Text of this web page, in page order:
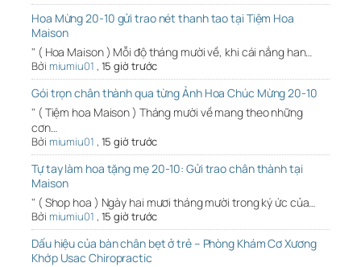
Hoa Mừng 20-10 gửi trao nét thanh tao tại Tiệm Hoa
Maison
" ( Hoa Maison ) Mỗi độ tháng mười về, khi cái nắng han…
Bởi miumiu01 , 15 giờ trước
Gói trọn chân thành qua từng Ảnh Hoa Chúc Mừng 20-10
" ( Tiệm hoa Maison ) Tháng mười về mang theo những
cơn…
Bởi miumiu01 , 15 giờ trước
Tự tay làm hoa tặng mẹ 20-10: Gửi trao chân thành tại
Maison
" ( Shop hoa ) Ngày hai mươi tháng mười trong ký ức của…
Bởi miumiu01 , 15 giờ trước
Dấu hiệu của bàn chân bẹt ở trẻ – Phòng Khám Cơ Xương
Khớp Usac Chiropractic